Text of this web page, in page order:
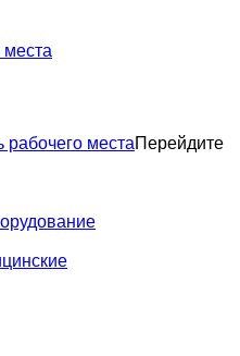
места
рабочего местаПерейдите